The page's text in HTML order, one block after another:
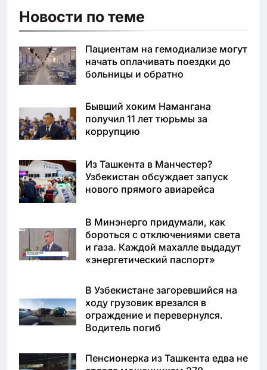
Новости по теме
Пациентам на гемодиализе могут
начать оплачивать поездки до
больницы и обратно
Бывший хоким Намангана
получил 11 лет тюрьмы за
коррупцию
Из Ташкента в Манчестер?
Узбекистан обсуждает запуск
нового прямого авиарейса
В Минэнерго придумали, как
бороться с отключениями света
и газа. Каждой махалле выдадут
«энергетический паспорт»
В Узбекистане загоревшийся на
ходу грузовик врезался в
ограждение и перевернулся.
Водитель погиб
Пенсионерка из Ташкента едва не